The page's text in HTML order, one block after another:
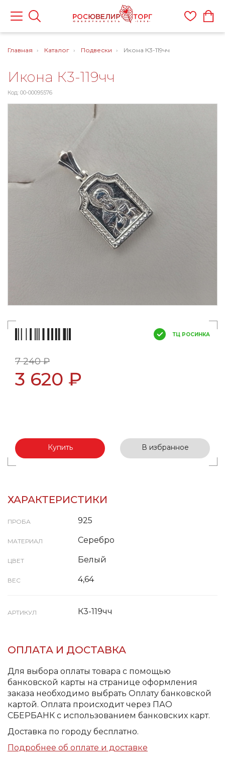
Главная Каталог Подвески Икона К3-119чч
Икона К3-119чч
Код: 00-00095576
ТЦ РОСИНКА
7 240 ₽
3 620 ₽
Купить В избранное
ХАРАКТЕРИСТИКИ
ПРОБА 925
МАТЕРИАЛ Серебро
ЦВЕТ Белый
ВЕС 4,64
АРТИКУЛ К3-119чч
ОПЛАТА И ДОСТАВКА
Для выбора оплаты товара с помощью
банковской карты на странице оформления
заказа необходимо выбрать Оплату банковской
картой. Оплата происходит через ПАО
СБЕРБАНК с использованием банковских карт.
Доставка по городу бесплатно.
Подробнее об оплате и доставке